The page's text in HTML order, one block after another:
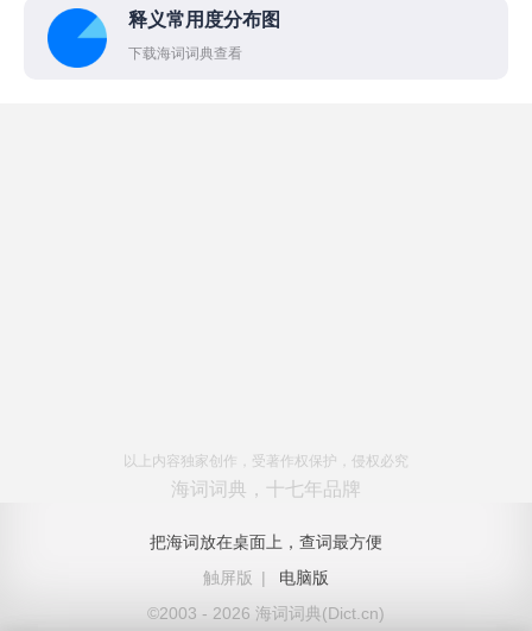
释义常用度分布图
下载海词词典查看
以上内容独家创作，受著作权保护，侵权必究
海词词典，十七年品牌
把海词放在桌面上，查词最方便
触屏版
|
电脑版
©2003 - 2026 海词词典(Dict.cn)